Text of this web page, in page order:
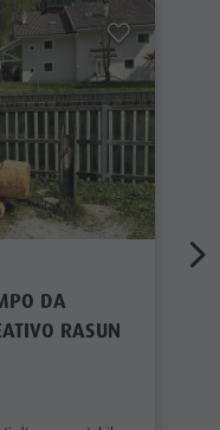
DA
RASUN